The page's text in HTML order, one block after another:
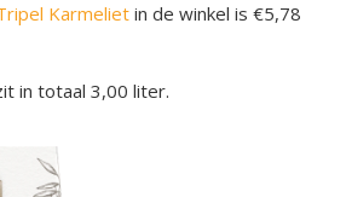
Karmeliet in de winkel is €5,78
in totaal 3,00 liter.